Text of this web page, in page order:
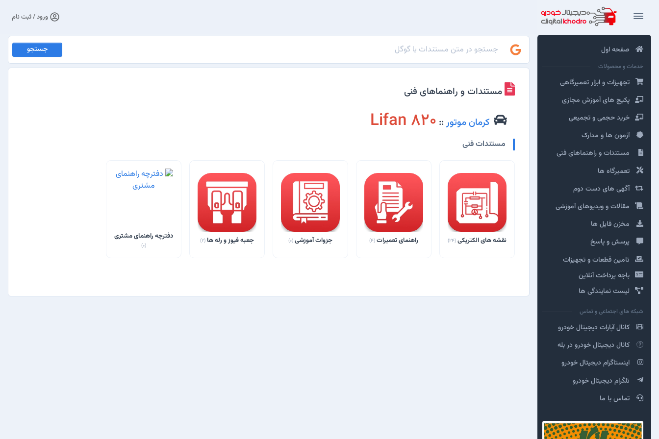
صفحه اول
خدمات و محصولات
تجهیزات و ابزار تعمیرگاهی
پکیج های آموزش مجازی
خرید حجمی و تجمیعی
آزمون ها و مدارک
مستندات و راهنماهای فنی
تعمیرگاه ها
آگهی های دست دوم
مقالات و ویدیوهای آموزشی
مخزن فایل ها
پرسش و پاسخ
تامین قطعات و تجهیزات
باجه پرداخت آنلاین
لیست نمایندگی ها
شبکه های اجتماعی و تماس
کانال آپارات دیجیتال خودرو
کانال دیجیتال خودرو در بله
اینستاگرام دیجیتال خودرو
تلگرام دیجیتال خودرو
تماس با ما
ورود / ثبت نام
جستجو
مستندات و راهنماهای فنی
کرمان موتور ::
Lifan 820
مستندات فنی
نقشه های الکتریکی (24) راهنمای تعمیرات (4) جزوات آموزشی (0) جعبه فیوز و رله ها(2) دفترچه راهنمای مشتری
(0)